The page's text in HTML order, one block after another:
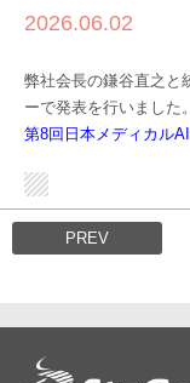
2026.06.02
弊社会長の鎌谷直之と
ーで発表を行いました。
第8回日本メディカル
PREV